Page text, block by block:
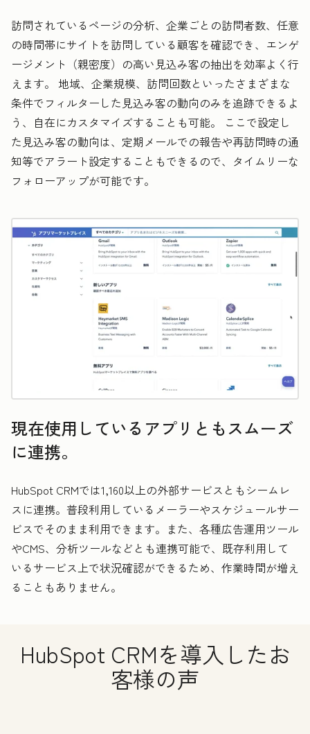
訪問されているページの分析、企業ごとの訪問者数、任意
の時間帯にサイトを訪問している顧客を確認でき、エンゲ
ージメント（親密度）の高い見込み客の抽出を効率よく行
えます。 地域、企業規模、訪問回数といったさまざまな
条件でフィルターした見込み客の動向のみを追跡できるよ
う、自在にカスタマイズすることも可能。 ここで設定し
た見込み客の動向は、定期メールでの報告や再訪問時の通
知等でアラート設定することもできるので、タイムリーな
フォローアップが可能です。
現在使用しているアプリともスムーズ
に連携。
HubSpot CRMでは1,160以上の外部サービスともシームレ
スに連携。普段利用しているメーラーやスケジュールサー
ビスでそのまま利用できます。また、各種広告運用ツール
やCMS、分析ツールなどとも連携可能で、既存利用して
いるサービス上で状況確認ができるため、作業時間が増え
ることもありません。
HubSpot CRMを導入したお
客様の声